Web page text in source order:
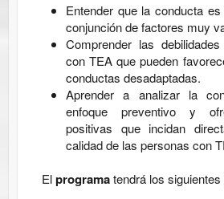
Entender que la conducta
conjunción de factores muy
Comprender las
con TEA que pueden
conductas desadaptadas.
Aprender a analizar la
enfoque preventivo y
positivas que incidan
calidad de las personas con
Elprogramatendrá los siguientes